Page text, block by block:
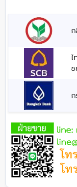
ก
ไ
ช
ก